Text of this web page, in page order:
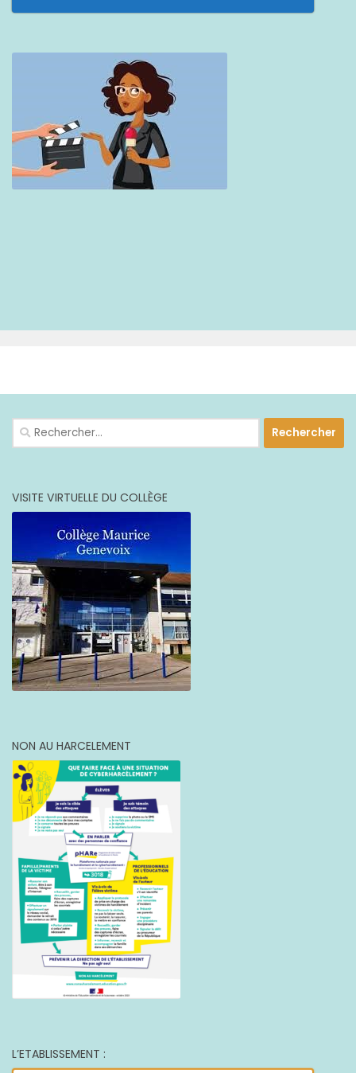
Rechercher :
VISITE VIRTUELLE DU COLLÈGE
NON AU HARCELEMENT
L’ETABLISSEMENT :